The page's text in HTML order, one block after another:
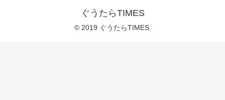
ぐうたらTIMES
© 2019 ぐうたらTIMES.